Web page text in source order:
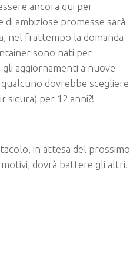
ancora qui per
ambiziose promesse sarà
nel frattempo la domanda
sono nati per
aggiornamenti a nuove
dovrebbe scegliere
sicura) per 12 anni?!
in attesa del prossimo
dovrà battere gli altri!